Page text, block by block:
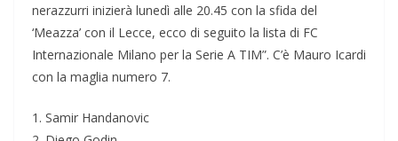
nerazzurri inizierà lunedì alle 20.45 con la sfida del
‘Meazza’ con il Lecce, ecco di seguito la lista di FC
Internazionale Milano per la Serie A TIM”. C’è Mauro Icardi
con la maglia numero 7.
1. Samir Handanovic